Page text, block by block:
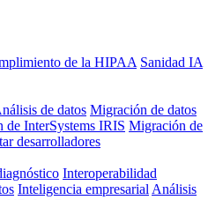
de la HIPAA Sanidad IA
de datos Migración de datos
de InterSystems IRIS Migración de
desarrolladores
Interoperabilidad
Inteligencia empresarial Análisis